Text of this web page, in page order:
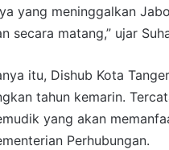
yang meninggalkan
secara matang,” ujar
itu, Dishub Kota
tahun kemarin.
yang akan
Perhubungan.